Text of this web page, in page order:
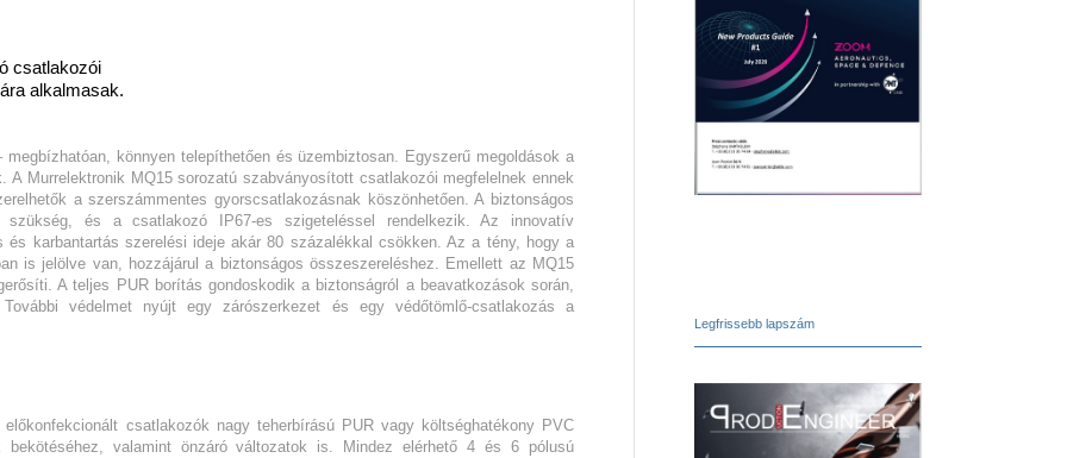
csatlakozói
alkalmasak.
könnyen telepíthetően és üzembiztosan. Egyszerű megoldások a
A Murrelektronik MQ15 sorozatú szabványosított csatlakozói megfelelnek ennek
a szerszámmentes gyorscsatlakozásnak köszönhetően. A biztonságos
és a csatlakozó IP67-es szigeteléssel rendelkezik. Az innovatív
karbantartás szerelési ideje akár 80 százalékkal csökken. Az a tény, hogy a
is jelölve van, hozzájárul a biztonságos összeszereléshez. Emellett az MQ15
A teljes PUR borítás gondoskodik a biztonságról a beavatkozások során,
védelmet nyújt egy zárószerkezet és egy védőtömlő-csatlakozás a
csatlakozók nagy teherbírású PUR vagy költséghatékony PVC
bekötéséhez, valamint önzáró változatok is. Mindez elérhető 4 és 6 pólusú
Legfrissebb lapszám